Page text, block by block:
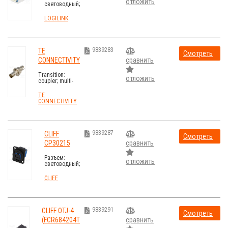
световодный;
проходник; с
обеих сторон,
LOGILINK
отложить
TE
CONNECTIVITY
Transition:
coupler; multi-
sides
TE
CONNECTIVITY
9839283
сравнить
отложить
Смотреть
стоимость
CLIFF
CP30215
Разъем:
световодный;
обеих сторон,
SC; Мат-л:
CLIFF
9839287
сравнить
отложить
Смотреть
стоимость
CLIFF OTJ-4
(FCR684204T
9839291
сравнить
Смотреть
стоимость